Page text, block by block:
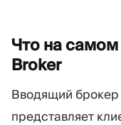
Что на
Broker
Вводящий брокер
представляет